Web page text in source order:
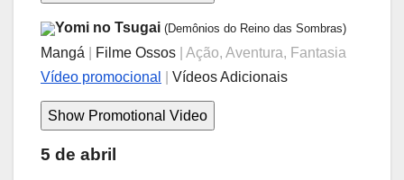
Yomi no Tsugai (Demônios do Reino das Sombras)
Mangá Filme Ossos
| Ação, Aventura, Fantasia
Vídeo promocional
Vídeos Adicionais
5 de abril